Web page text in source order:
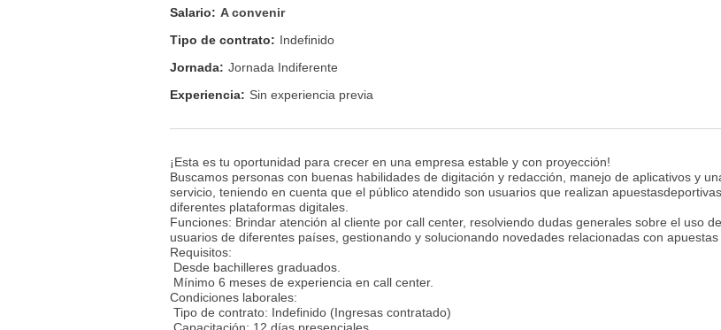
Salario: A convenir
Tipo de contrato: Indefinido
Jornada: Jornada Indiferente
Experiencia: Sin experiencia previa
¡Esta es tu oportunidad para crecer en una empresa estable y con proyección!
Buscamos personas con buenas habilidades de digitación y redacción, manejo de aplicativos y
servicio, teniendo en cuenta que el público atendido son usuarios que realizan
diferentes plataformas digitales.
Funciones: Brindar atención al cliente por call center, resolviendo dudas generales sobre el uso
usuarios de diferentes países, gestionando y solucionando novedades relacionadas con
Requisitos:
Desde bachilleres graduados.
Mínimo 6 meses de experiencia en call center.
Condiciones laborales:
Tipo de contrato: Indefinido (Ingresas contratado)
Capacitación: 12 días presenciales